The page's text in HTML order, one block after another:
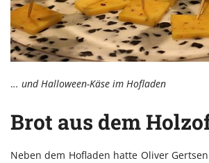
... und Halloween-Käse im Hofladen
Brot aus dem
Neben dem Hofladen hatte Oliver